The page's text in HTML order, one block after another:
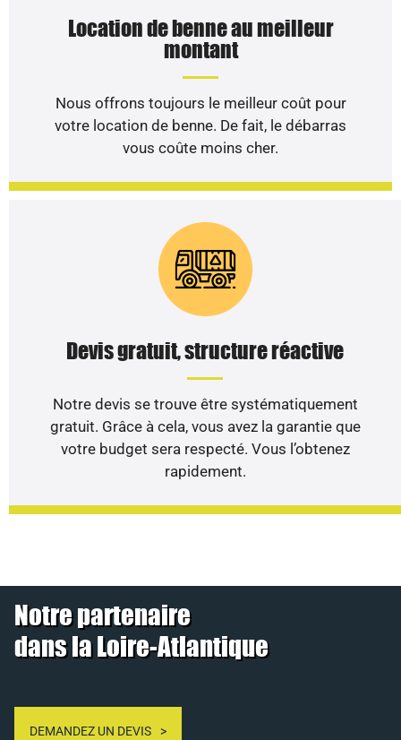
Location de benne au meilleur
montant
Nous offrons toujours le meilleur coût pour
votre location de benne. De fait, le débarras
vous coûte moins cher.
Devis gratuit, structure réactive
Notre devis se trouve être systématiquement
gratuit. Grâce à cela, vous avez la garantie que
votre budget sera respecté. Vous l’obtenez
rapidement.
Notre partenaire
dans la Loire-Atlantique
DEMANDEZ UN DEVIS